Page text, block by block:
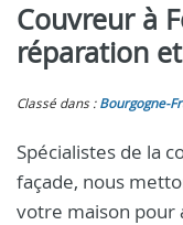
Couvreur à
réparation
Classé dans : Bourgogne-
Spécialistes de la
façade, nous
votre maison pour